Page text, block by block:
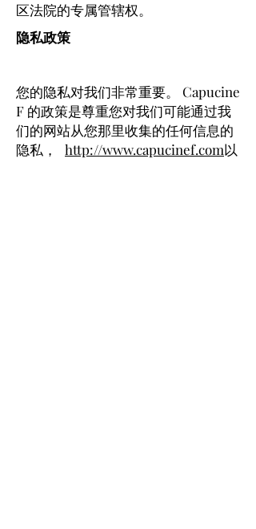
区法院的专属管辖权。
隐私政策
您的隐私对我们非常重要。 Capucine
F 的政策是尊重您对我们可能通过我
们的网站从您那里收集的任何信息的
隐私，
http://www.capucinef.com以